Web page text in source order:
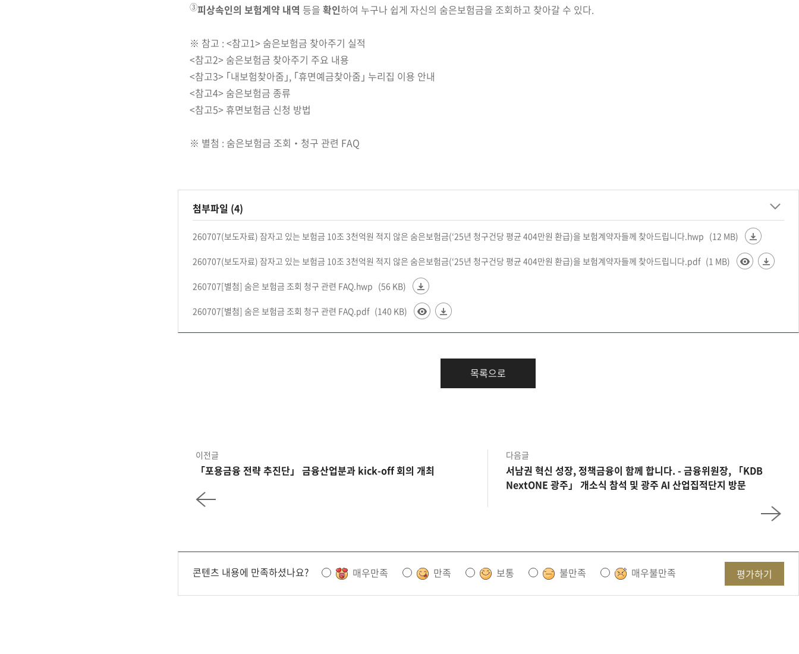
③피상속인의 보험계약 내역 등을 확인하여 누구나 쉽게 자신의 숨은보험금을 조회하고 찾아갈 수 있다.
※ 참고 : <참고1> 숨은보험금 찾아주기 실적
<참고2> 숨은보험금 찾아주기 주요 내용
<참고3> ｢내보험찾아줌｣, ｢휴면예금찾아줌｣ 누리집 이용 안내
<참고4> 숨은보험금 종류
<참고5> 휴면보험금 신청 방법
※ 별첨 : 숨은보험금 조회‧청구 관련 FAQ
첨부파일 (4)
260707(보도자료) 잠자고 있는 보험금 10조 3천억원 적지 않은 숨은보험금(‘25년 청구건당 평균 404만원 환급)을 보험계약자들께 찾아드립니다.hwp (12 MB)
260707(보도자료) 잠자고 있는 보험금 10조 3천억원 적지 않은 숨은보험금(‘25년 청구건당 평균 404만원 환급)을 보험계약자들께 찾아드립니다.pdf (1 MB)
260707[별첨] 숨은 보험금 조회 청구 관련 FAQ.hwp (56 KB)
260707[별첨] 숨은 보험금 조회 청구 관련 FAQ.pdf (140 KB)
목록으로
이전글
「포용금융 전략 추진단」 금융산업분과 kick-off 회의 개최
다음글
서남권 혁신 성장, 정책금융이 함께 합니다. - 금융위원장, 「KDB
NextONE 광주」 개소식 참석 및 광주 AI 산업집적단지 방문
콘텐츠 내용에 만족하셨나요? 매우만족 만족 보통 불만족 매우불만족 평가하기